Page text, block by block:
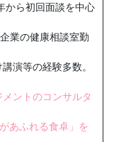
から初回面談を中心
業の健康相談室勤
演等の経験多数。
ントのコンサルタ
あふれる食卓」を